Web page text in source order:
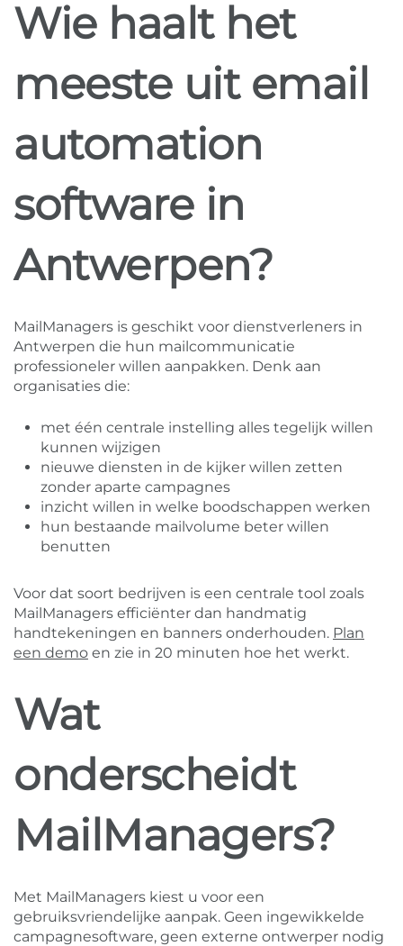
Wie haalt het
meeste uit email
automation
software in
Antwerpen?
MailManagers is geschikt voor dienstverleners in
Antwerpen die hun mailcommunicatie
professioneler willen aanpakken. Denk aan
organisaties die:
met één centrale instelling alles tegelijk willen
kunnen wijzigen
nieuwe diensten in de kijker willen zetten
zonder aparte campagnes
inzicht willen in welke boodschappen werken
hun bestaande mailvolume beter willen
benutten
Voor dat soort bedrijven is een centrale tool zoals
MailManagers efficiënter dan handmatig
handtekeningen en banners onderhouden. Plan
een demo en zie in 20 minuten hoe het werkt.
Wat
onderscheidt
MailManagers?
Met MailManagers kiest u voor een
gebruiksvriendelijke aanpak. Geen ingewikkelde
campagnesoftware, geen externe ontwerper nodig